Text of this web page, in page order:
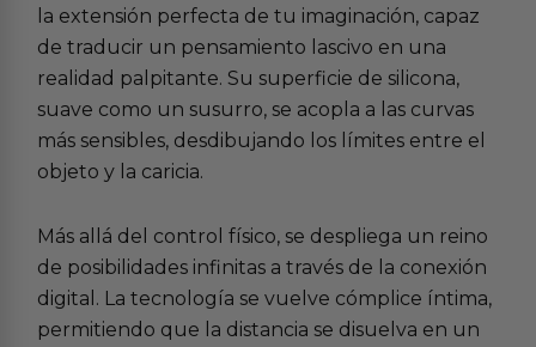
la extensión perfecta de tu imaginación, capaz
de traducir un pensamiento lascivo en una
realidad palpitante. Su superficie de silicona,
suave como un susurro, se acopla a las curvas
más sensibles, desdibujando los límites entre el
objeto y la caricia.
Más allá del control físico, se despliega un reino
de posibilidades infinitas a través de la conexión
digital. La tecnología se vuelve cómplice íntima,
permitiendo que la distancia se disuelva en un